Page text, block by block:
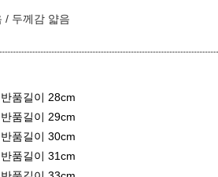
/ 두께감 얇음
품길이 28cm
품길이 29cm
품길이 30cm
품길이 31cm